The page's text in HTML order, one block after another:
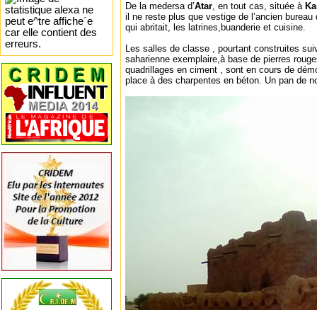
De la medersa d’Atar, en tout cas, située à
il ne reste plus que vestige de l’ancien
qui abritait, les latrines,buanderie et cuisine.
Les salles de classe , pourtant construites
saharienne exemplaire,à base de pierres
quadrillages en ciment , sont en cours de
place à des charpentes en béton. Un pan de